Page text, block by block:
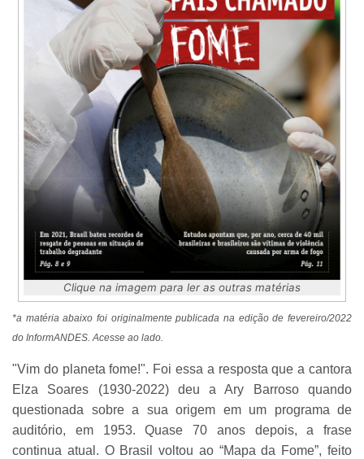
Clique na imagem para ler as outras matérias
*a matéria abaixo foi originalmente publicada na edição de fevereiro/2022
do InformANDES. Acesse ao lado.
"Vim do planeta fome!". Foi essa a resposta que a cantora
Elza Soares (1930-2022) deu a Ary Barroso quando
questionada sobre a sua origem em um programa de
auditório, em 1953. Quase 70 anos depois, a frase
continua atual. O Brasil voltou ao “Mapa da Fome”, feito